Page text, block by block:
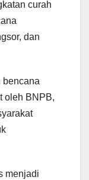
curah
dan
bencana
oleh BNPB,
menjadi